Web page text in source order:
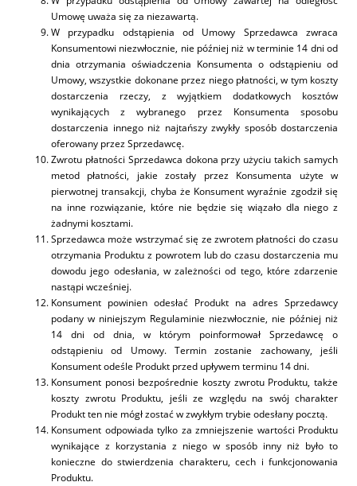
Umowę uważa się za niezawartą.
W przypadku odstąpienia od Umowy Sprzedawca zwraca
Konsumentowi niezwłocznie, nie później niż w terminie 14 dni od
dnia otrzymania oświadczenia Konsumenta o odstąpieniu od
Umowy, wszystkie dokonane przez niego płatności, w tym koszty
dostarczenia rzeczy, z wyjątkiem dodatkowych kosztów
wynikających z wybranego przez Konsumenta sposobu
dostarczenia innego niż najtańszy zwykły sposób dostarczenia
oferowany przez Sprzedawcę.
Zwrotu płatności Sprzedawca dokona przy użyciu takich samych
metod płatności, jakie zostały przez Konsumenta użyte w
pierwotnej transakcji, chyba że Konsument wyraźnie zgodził się
na inne rozwiązanie, które nie będzie się wiązało dla niego z
żadnymi kosztami.
Sprzedawca może wstrzymać się ze zwrotem płatności do czasu
otrzymania Produktu z powrotem lub do czasu dostarczenia mu
dowodu jego odesłania, w zależności od tego, które zdarzenie
nastąpi wcześniej.
Konsument powinien odesłać Produkt na adres Sprzedawcy
podany w niniejszym Regulaminie niezwłocznie, nie później niż
14 dni od dnia, w którym poinformował Sprzedawcę o
odstąpieniu od Umowy. Termin zostanie zachowany, jeśli
Konsument odeśle Produkt przed upływem terminu 14 dni.
Konsument ponosi bezpośrednie koszty zwrotu Produktu, także
koszty zwrotu Produktu, jeśli ze względu na swój charakter
Produkt ten nie mógł zostać w zwykłym trybie odesłany pocztą.
Konsument odpowiada tylko za zmniejszenie wartości Produktu
wynikające z korzystania z niego w sposób inny niż było to
konieczne do stwierdzenia charakteru, cech i funkcjonowania
Produktu.